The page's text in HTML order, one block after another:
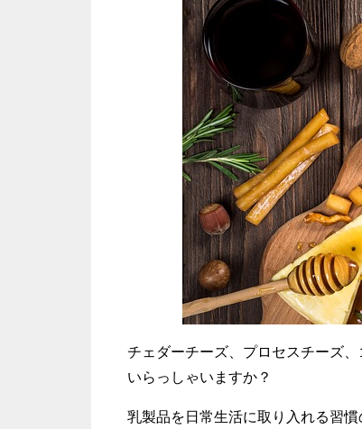
チェダーチーズ、プロセスチーズ
いらっしゃいますか？
乳製品を日常生活に取り入れる習